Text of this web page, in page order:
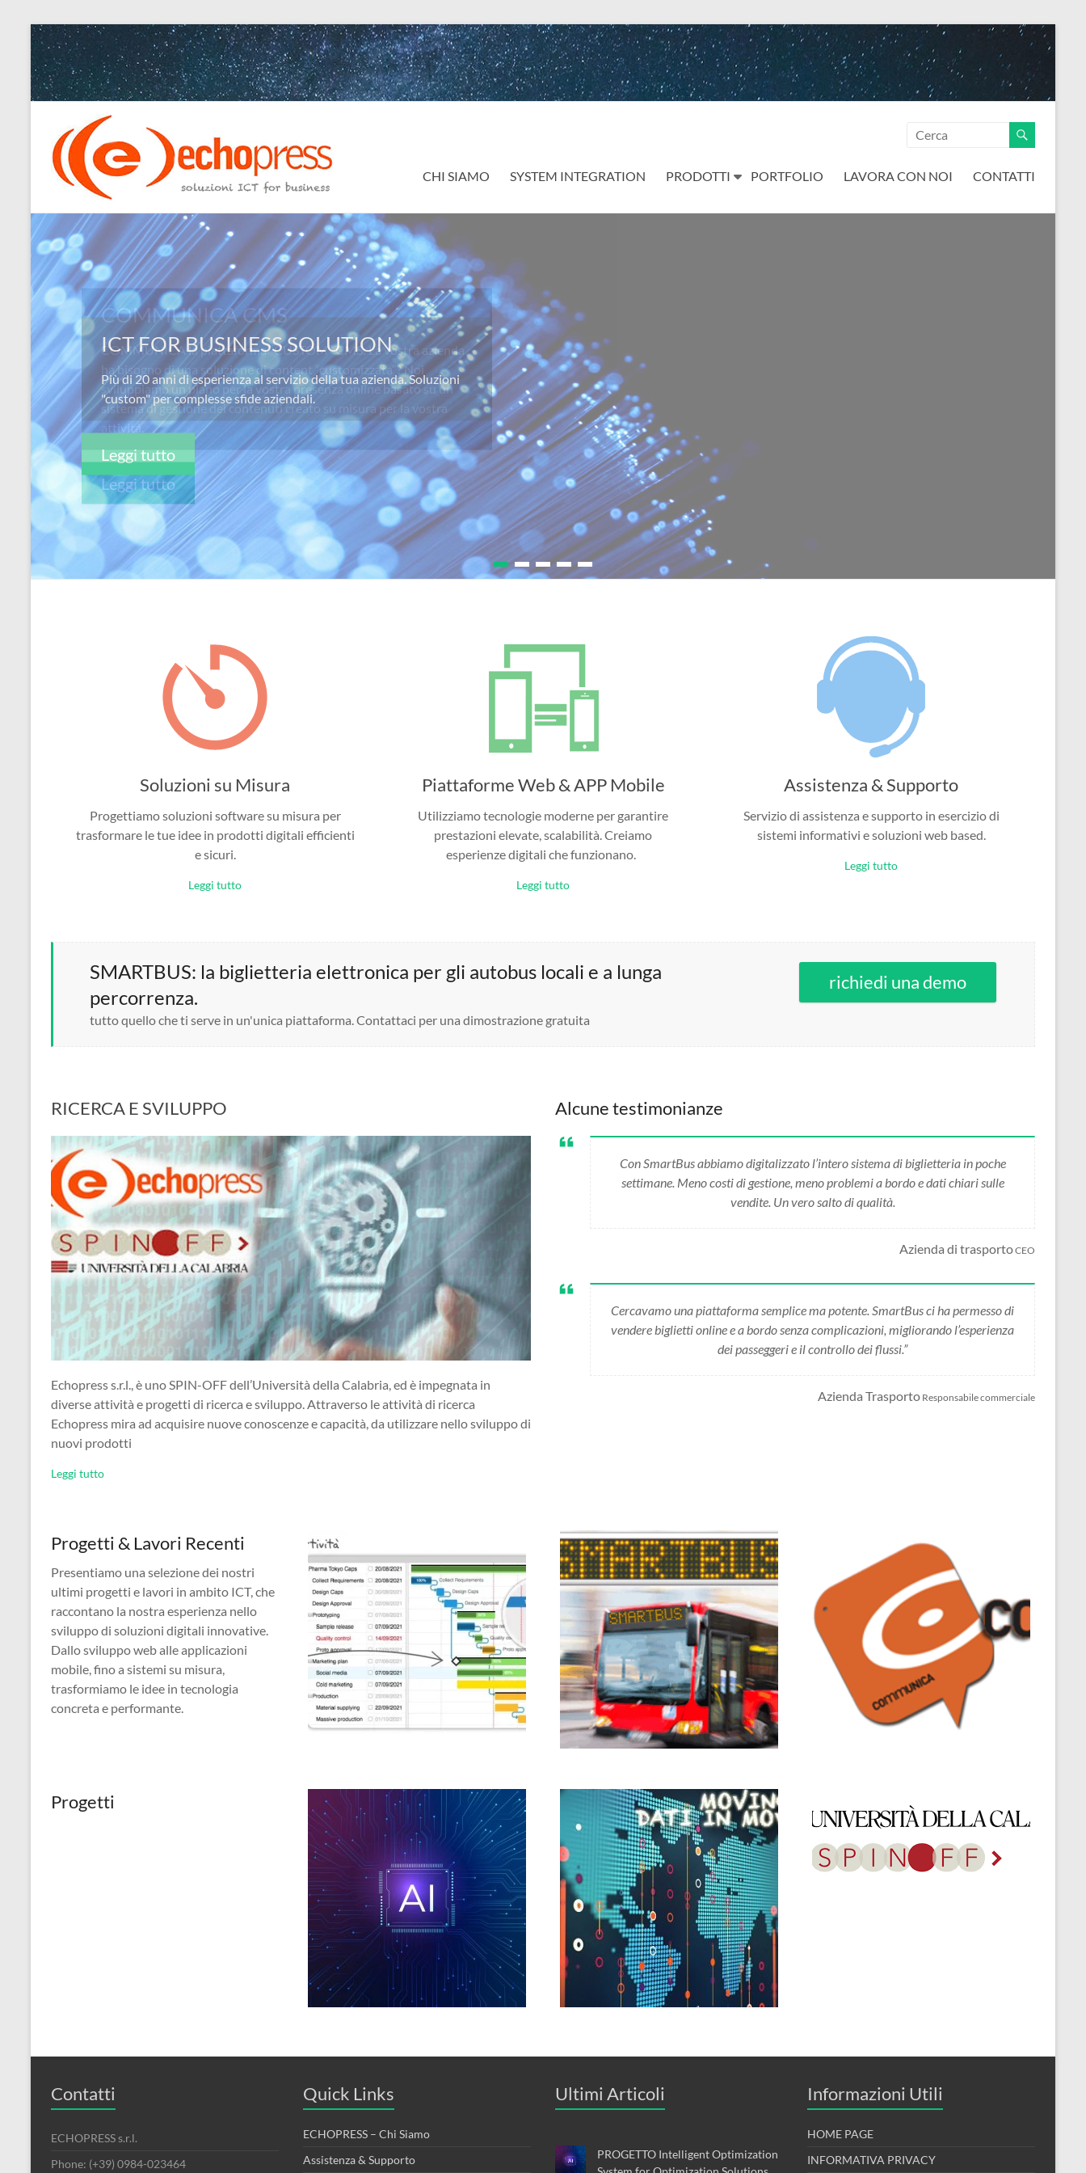
Salta
al
contenuto
Echopress
s.r.l.
soluzioni
ICT
for
business
Ingegneri
per
passione
CHI SIAMO SYSTEM INTEGRATION PRODOTTI PORTFOLIO LAVORA CON NOI CONTATTI
COMMUNICA CMS
COMMUNICA la piattaforma “CUSTOM” CMS: La vostra azienda
ha bisogno di una soluzione di content “customizzata”? Noi
sviluppiamo un piano per la vostra presenza online basato su un
sistema di gestione dei contenuti creato su misura per la vostra
attivitá.
Leggi tutto
Soluzioni su Misura
Progettiamo soluzioni software su misura per
trasformare le tue idee in prodotti digitali efficienti
e sicuri.
Leggi tutto
Piattaforme Web & APP Mobile
Utilizziamo tecnologie moderne per garantire
prestazioni elevate, scalabilità. Creiamo
esperienze digitali che funzionano.
Leggi tutto
Assistenza & Supporto
Servizio di assistenza e supporto in esercizio di
sistemi informativi e soluzioni web based.
Leggi tutto
SMARTBUS: la biglietteria elettronica per gli autobus locali e a lunga
percorrenza.
tutto quello che ti serve in un'unica piattaforma. Contattaci per una dimostrazione gratuita
richiedi una demo
RICERCA E SVILUPPO
Echopress s.r.l., è uno SPIN-OFF dell’Università della Calabria, ed è impegnata in
diverse attività e progetti di ricerca e sviluppo. Attraverso le attività di ricerca
Echopress mira ad acquisire nuove conoscenze e capacità, da utilizzare nello sviluppo di
nuovi prodotti
Leggi tutto
Alcune testimonianze
Con SmartBus abbiamo digitalizzato l’intero sistema di biglietteria in poche
settimane. Meno costi di gestione, meno problemi a bordo e dati chiari sulle
vendite. Un vero salto di qualità.
Azienda di trasportoCEO
Cercavamo una piattaforma semplice ma potente. SmartBus ci ha permesso di
vendere biglietti online e a bordo senza complicazioni, migliorando l’esperienza
dei passeggeri e il controllo dei flussi.”
Azienda Trasporto Responsabile commerciale
Progetti & Lavori Recenti
Presentiamo una selezione dei nostri
ultimi progetti e lavori in ambito ICT, che
raccontano la nostra esperienza nello
sviluppo di soluzioni digitali innovative.
Dallo sviluppo web alle applicazioni
mobile, fino a sistemi su misura,
trasformiamo le idee in tecnologia
concreta e performante.
Progetti
Contatti
ECHOPRESS s.r.l.
Phone: (+39) 0984-023464
Quick Links
ECHOPRESS – Chi Siamo
Assistenza & Supporto
Ultimi Articoli
PROGETTO Intelligent Optimization
Informazioni Utili
HOME PAGE
INFORMATIVA PRIVACY